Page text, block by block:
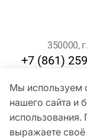
Мы используем
нашего сайта и
выражаете своё
350000,
+7 (861)
Сетевое издание